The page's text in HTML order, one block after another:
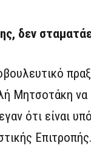
δεν
Μητσοτάκη
ότι είναι